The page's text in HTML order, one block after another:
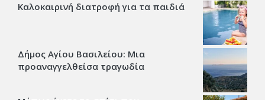
Καλοκαιρινή διατροφή για τα παιδιά
Δήμος Αγίου Βασιλείου: Μια
προαναγγελθείσα τραγωδία